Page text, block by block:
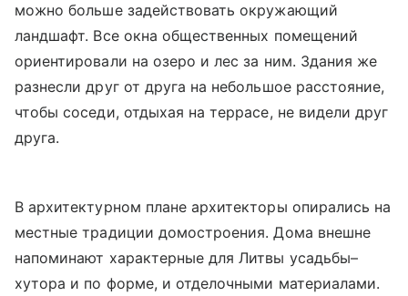
можно больше задействовать окружающий
ландшафт. Все окна общественных помещений
ориентировали на озеро и лес за ним. Здания же
разнесли друг от друга на небольшое расстояние,
чтобы соседи, отдыхая на террасе, не видели друг
друга.
В архитектурном плане архитекторы опирались на
местные традиции домостроения. Дома внешне
напоминают характерные для Литвы усадьбы–
хутора и по форме, и отделочными материалами.